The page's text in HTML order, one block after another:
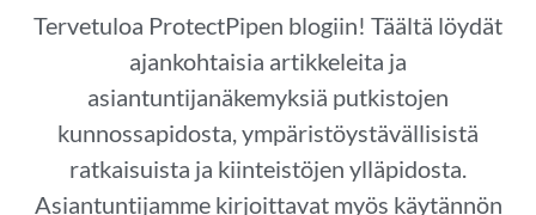
Tervetuloa ProtectPipen blogiin! Täältä löydät
ajankohtaisia artikkeleita ja
asiantuntijanäkemyksiä putkistojen
kunnossapidosta, ympäristöystävällisistä
ratkaisuista ja kiinteistöjen ylläpidosta.
Asiantuntijamme kirjoittavat myös käytännön